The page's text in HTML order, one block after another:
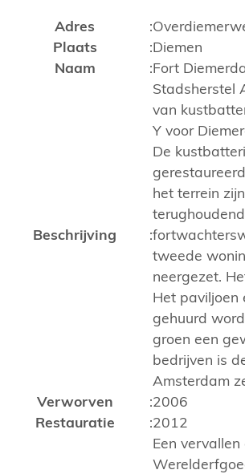
Adres :
Plaats
:Diemen
Naam
:Fort
Beschrijving :
Stadsherstel
van
Y voor
De
het terrein
tweede
neergezet.
Het paviljoen
gehuurd
groen een
bedrijven is
Amsterdam
Verworven
:2006
Restauratie
:2012
Een